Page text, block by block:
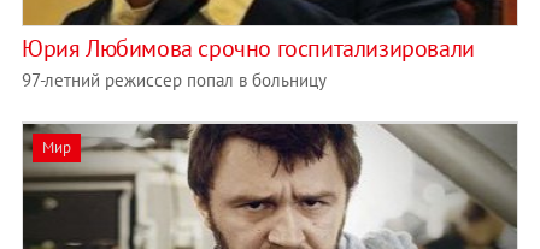
Юрия Любимова срочно госпитализировали
97-летний режиссер попал в больницу
Мир